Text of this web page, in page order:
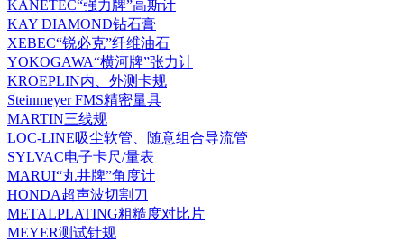
KANETEC“强力牌”高斯计
KAY DIAMOND钻石膏
XEBEC“锐必克”纤维油石
YOKOGAWA“横河牌”张力计
KROEPLIN内、外测卡规
Steinmeyer FMS精密量具
MARTIN三线规
LOC-LINE吸尘软管、随意组合导流管
SYLVAC电子卡尺/量表
MARUI“丸井牌”角度计
HONDA超声波切割刀
METALPLATING粗糙度对比片
MEYER测试针规